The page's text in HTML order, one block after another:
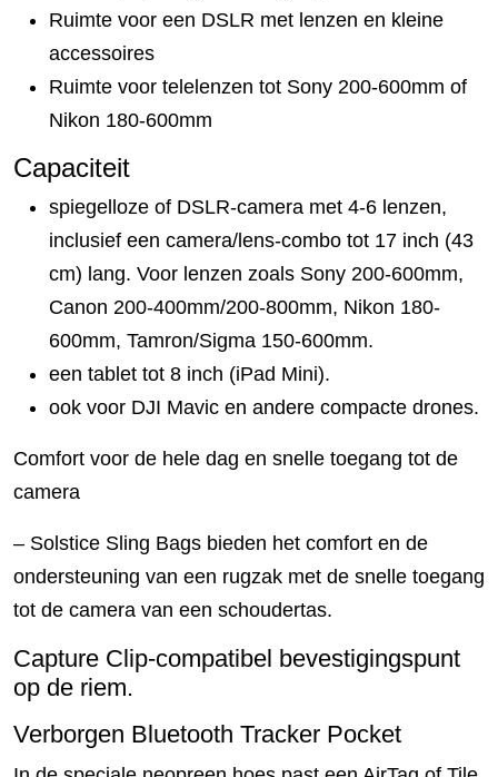
Ruimte voor een DSLR met lenzen en kleine
accessoires
Ruimte voor telelenzen tot Sony 200-600mm of
Nikon 180-600mm
Capaciteit
spiegelloze of DSLR-camera met 4-6 lenzen,
inclusief een camera/lens-combo tot 17 inch (43
cm) lang. Voor lenzen zoals Sony 200-600mm,
Canon 200-400mm/200-800mm, Nikon 180-
600mm, Tamron/Sigma 150-600mm.
een tablet tot 8 inch (iPad Mini).
ook voor DJI Mavic en andere compacte drones.
Comfort voor de hele dag en snelle toegang tot de
camera
– Solstice Sling Bags bieden het comfort en de
ondersteuning van een rugzak met de snelle toegang
tot de camera van een schoudertas.
Capture Clip-compatibel bevestigingspunt
op de riem.
Verborgen Bluetooth Tracker Pocket